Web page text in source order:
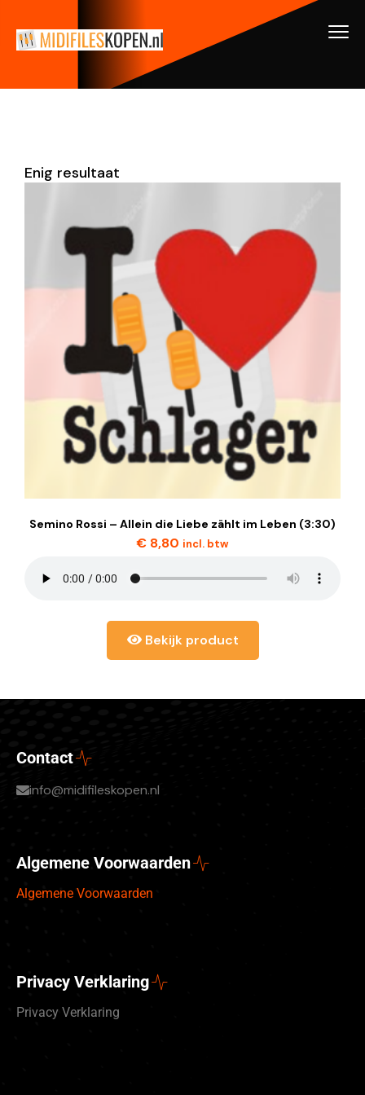
Enig resultaat
Semino Rossi – Allein die Liebe zählt im Leben (3:30)
€ 8,80 incl. btw
Bekijk product
Contact
info@midifileskopen.nl
Algemene Voorwaarden
Algemene Voorwaarden
Privacy Verklaring
Privacy Verklaring